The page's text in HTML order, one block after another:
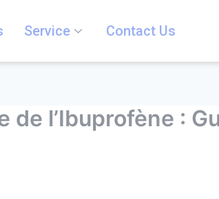
Service Contact Us
de l’Ibuprofène :